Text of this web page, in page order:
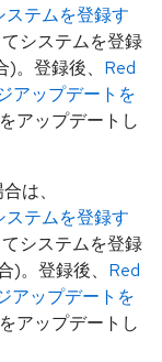
ステムを登録す
システムを登録
。登録後、 Red
アップデートを
アップデートし
は、
ステムを登録す
システムを登録
)。登録後、 Red
アップデートを
アップデートし